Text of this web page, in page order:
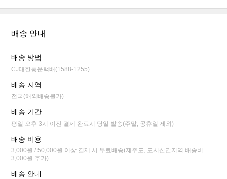
배송 안내
배송 방법
CJ대한통운택배(1588-1255)
배송 지역
전국(해외배송불가)
배송 기간
평일 오후 3시 이전 결제 완료시 당일 발송(주말, 공휴일 제외)
배송 비용
3,000원 / 50,000원 이상 결제 시 무료배송(제주도, 도서산간지역 배송비
3,000원 추가)
배송 안내